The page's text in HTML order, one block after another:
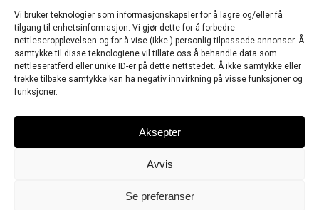
Vi bruker teknologier som informasjonskapsler for å lagre og/eller få
tilgang til enhetsinformasjon. Vi gjør dette for å forbedre
nettleseropplevelsen og for å vise (ikke-) personlig tilpassede annonser. Å
samtykke til disse teknologiene vil tillate oss å behandle data som
nettleseratferd eller unike ID-er på dette nettstedet. Å ikke samtykke eller
trekke tilbake samtykke kan ha negativ innvirkning på visse funksjoner og
funksjoner.
Aksepter
Avvis
Se preferanser
Salgsbetingelser
Bytte og retur
Cookie-erklæring (EU)